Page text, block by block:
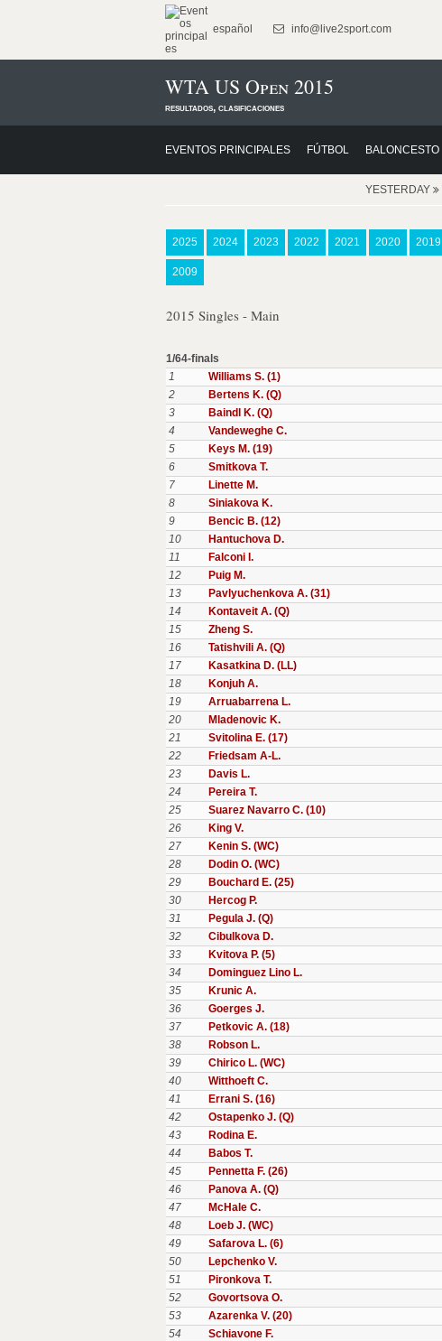
español info@live2sport.com
WTA US Open 2015
resultados, clasificaciones
EVENTOS PRINCIPALES FÚTBOL BALONCESTO
YESTERDAY
2025 2024 2023 2022 2021 2020 2019
2009
2015 Singles - Main
1/64-finals
1
Williams S. (1)
2
Bertens K. (Q)
3
Baindl K. (Q)
4
Vandeweghe C.
5
Keys M. (19)
6
Smitkova T.
7
Linette M.
8
Siniakova K.
9
Bencic B. (12)
10
Hantuchova D.
11
Falconi I.
12
Puig M.
13
Pavlyuchenkova A. (31)
14
Kontaveit A. (Q)
15
Zheng S.
16
Tatishvili A. (Q)
17
Kasatkina D. (LL)
18
Konjuh A.
19
Arruabarrena L.
20
Mladenovic K.
21
Svitolina E. (17)
22
Friedsam A-L.
23
Davis L.
24
Pereira T.
25
Suarez Navarro C. (10)
26
King V.
27
Kenin S. (WC)
28
Dodin O. (WC)
29
Bouchard E. (25)
30
Hercog P.
31
Pegula J. (Q)
32
Cibulkova D.
33
Kvitova P. (5)
34
Dominguez Lino L.
35
Krunic A.
36
Goerges J.
37
Petkovic A. (18)
38
Robson L.
39
Chirico L. (WC)
40
Witthoeft C.
41
Errani S. (16)
42
Ostapenko J. (Q)
43
Rodina E.
44
Babos T.
45
Pennetta F. (26)
46
Panova A. (Q)
47
McHale C.
48
Loeb J. (WC)
49
Safarova L. (6)
50
Lepchenko V.
51
Pironkova T.
52
Govortsova O.
53
Azarenka V. (20)
54
Schiavone F.